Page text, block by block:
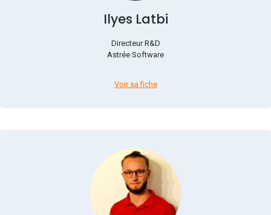
Ilyes Latbi
Directeur R&D
Astrée Software
Voir sa fiche